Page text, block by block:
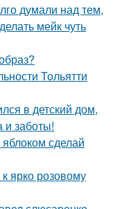
думали над тем,
мейк чуть
Тольятти
в детский дом,
и заботы!
сделай
ярко розовому